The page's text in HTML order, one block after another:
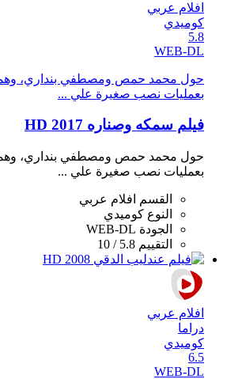
افلام عربي
كوميدي
5.8
WEB-DL
حول محمد حمص ومصطفي بنداري،
بعمليات نصب صغيرة علي ...
فيلم سمكه وصناره 2017 HD
حول محمد حمص ومصطفي بنداري،
بعمليات نصب صغيرة علي ...
القسم
افلام عربي
النوع كوميدي
الجودة WEB-DL
التقييم 5.8 / 10
افلام عربي
دراما
كوميدي
6.5
WEB-DL